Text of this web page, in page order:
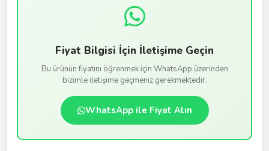
Fiyat Bilgisi İçin İletişime Geçin
Bu ürünün fiyatını öğrenmek için WhatsApp üzerinden
bizimle iletişime geçmeniz gerekmektedir.
WhatsApp ile Fiyat Alın